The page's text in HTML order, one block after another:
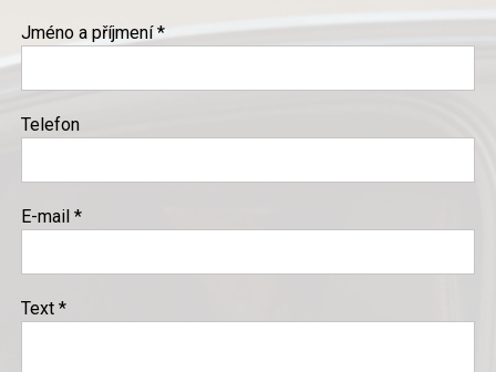
Jméno a příjmení *
Telefon
E-mail *
Text *